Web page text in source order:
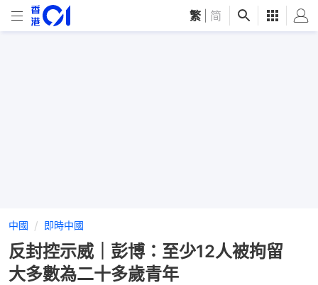
繁 简
中國 即時中國
反封控示威｜彭博：至少12人被拘留
大多數為二十多歲青年